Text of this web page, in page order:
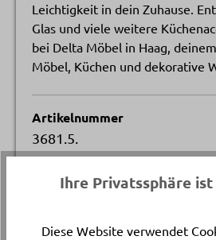
Leichtigkeit in dein Zuhause.
Glas und viele weitere
bei Delta Möbel in Haag,
Möbel, Küchen und dekorative
Artikelnummer
3681.5.
Füllmenge
Ihre Privatssphäre
Diese Website verwendet